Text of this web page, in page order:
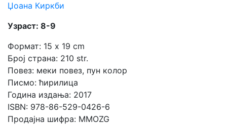
Џоана Киркби
Узраст: 8-9
Формат: 15 x 19 cm
Број страна: 210 str.
Повез: меки повез, пун колор
Писмо: ћирилица
Година издања: 2017
ISBN: 978-86-529-0426-6
Продајна шифра: MMOZG